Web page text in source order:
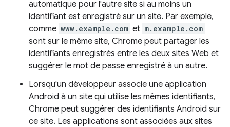
automatique pour l'autre site si au moins un
identifiant est enregistré sur un site. Par exemple,
comme www.example.com et m.example.com
sont sur le même site, Chrome peut partager les
identifiants enregistrés entre les deux sites Web et
suggérer le mot de passe enregistré à un autre.
Lorsqu'un développeur associe une application
Android à un site qui utilise les mêmes identifiants,
Chrome peut suggérer des identifiants Android sur
ce site. Les applications sont associées aux sites